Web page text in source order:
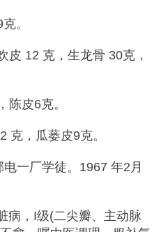
。
皮 12 克，生龙骨 30克，
陈皮6克。
克，瓜蒌皮9克。
一厂学徒。1967 年2月
病，I级(二尖瓣、主动脉